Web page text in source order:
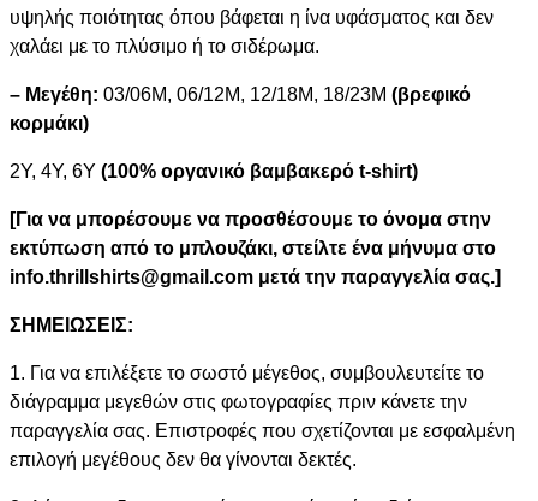
υψηλής ποιότητας όπου βάφεται η ίνα υφάσματος και δεν
χαλάει με το πλύσιμο ή το σιδέρωμα.
– Μεγέθη: 03/06M, 06/12M, 12/18M, 18/23M (βρεφικό
κορμάκι)
2Y, 4Y, 6Y (100% οργανικό βαμβακερό t-shirt)
[Για να μπορέσουμε να προσθέσουμε το όνομα στην
εκτύπωση από το μπλουζάκι, στείλτε ένα μήνυμα στο
info.thrillshirts@gmail.com μετά την παραγγελία σας.]
ΣΗΜΕΙΩΣΕΙΣ:
1. Για να επιλέξετε το σωστό μέγεθος, συμβουλευτείτε το
διάγραμμα μεγεθών στις φωτογραφίες πριν κάνετε την
παραγγελία σας. Επιστροφές που σχετίζονται με εσφαλμένη
επιλογή μεγέθους δεν θα γίνονται δεκτές.